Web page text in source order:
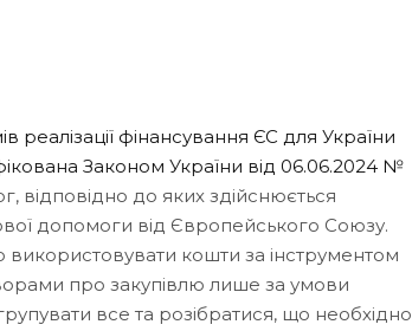
реалізації фінансування ЄС для України
Законом України від 06.06.2024 №
відповідно до яких здійснюється
допомоги від Європейського Союзу.
використовувати кошти за інструментом
про закупівлю лише за умови
все та розібратися, що необхідно